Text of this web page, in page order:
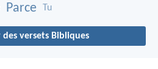
Parce Tu
des versets Bibliques